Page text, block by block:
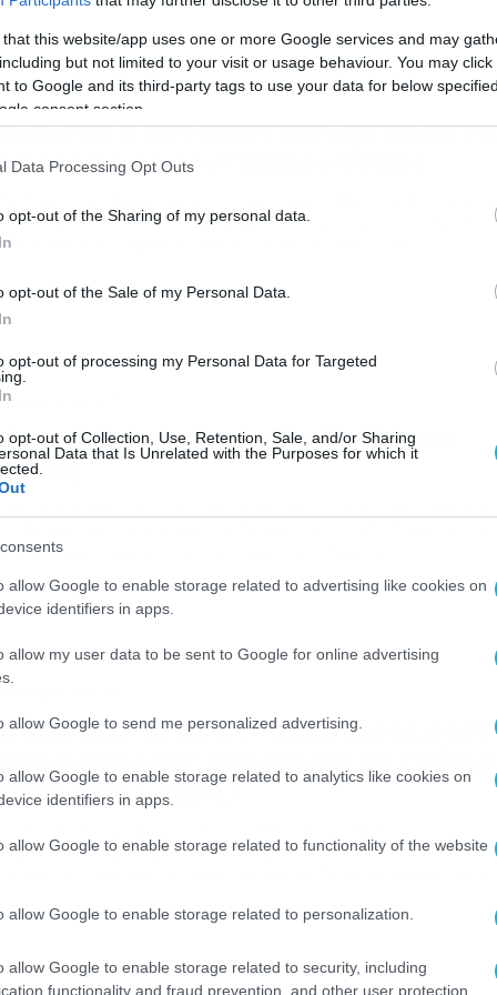
that this website/app uses one or more Google services and may
but not limited to your visit or usage behaviour. You may
to Google and its third-party tags to use your data for below
consent section.
Data Processing Opt Outs
opt-out of the Sharing of my personal data.
opt-out of the Sale of my Personal Data.
opt-out of processing my Personal Data for Targeted
opt-out of Collection, Use, Retention, Sale, and/or Sharing
Data that Is Unrelated with the Purposes for which it
allow Google to enable storage related to advertising like cookies on
identifiers in apps.
allow my user data to be sent to Google for online advertising
allow Google to send me personalized advertising.
allow Google to enable storage related to analytics like cookies on
identifiers in apps.
allow Google to enable storage related to functionality of the website
allow Google to enable storage related to personalization.
allow Google to enable storage related to security, including
functionality and fraud prevention, and other user protection.
10/2020 10:39
η απόφαση του Εφετείου
δολοφονία του Παύλου Φύσσα
της Χρυσής Αυγής. Συγκεκριμένα, η πρόεδρος του
Κακουργημάτων Αθηνών, Μαρία Λεπενιώτη,
σημασίας κατηγορία της εγκληματικής οργάνωσης.
ο Γιώργος Ρουπακιάς για την δολοφονία Φύσσα για
2019
χρόνια χωρίς τον Παύλο Φύσσα
Αυγής, Γιώργο Ρουπακιά και ενώ η δίκη για την
δράση της οργάνωσης βρίσκεται σε ένα κομβικό
Μεγάλη συναυλία διοργανώθηκε χθες στα Λιπάσματα
και σήμερα έχουν προγραμματιστεί
έξω το BBC ο Κασιδιάρης όταν
αποκάλεσε τα Σκόπια
(video)
του BBC ο βουλευτής της Χρυσής Αυγής, Ηλίας
όταν εκείνοι αποκάλεσαν τα Σκόπια Μακεδονία. Η
ανακοίνωση στην οποία αναφέρει τα εξής: “Η Χρυσή